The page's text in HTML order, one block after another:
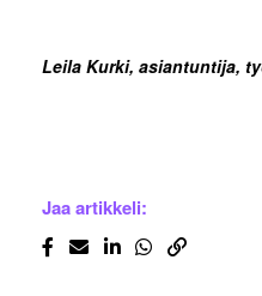
Leila Kurki, asiantuntija,
Jaa artikkeli: